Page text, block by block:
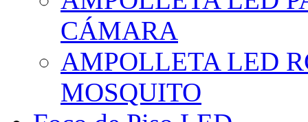
CÁMARA
AMPOLLETA LED
MOSQUITO